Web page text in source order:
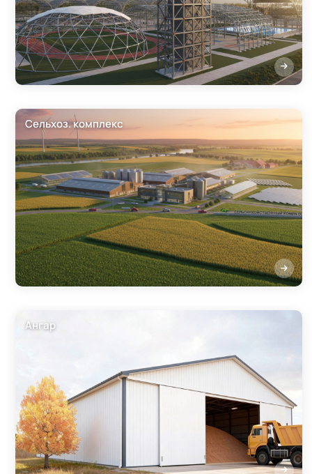
Сельхоз. комплекс
Ангар